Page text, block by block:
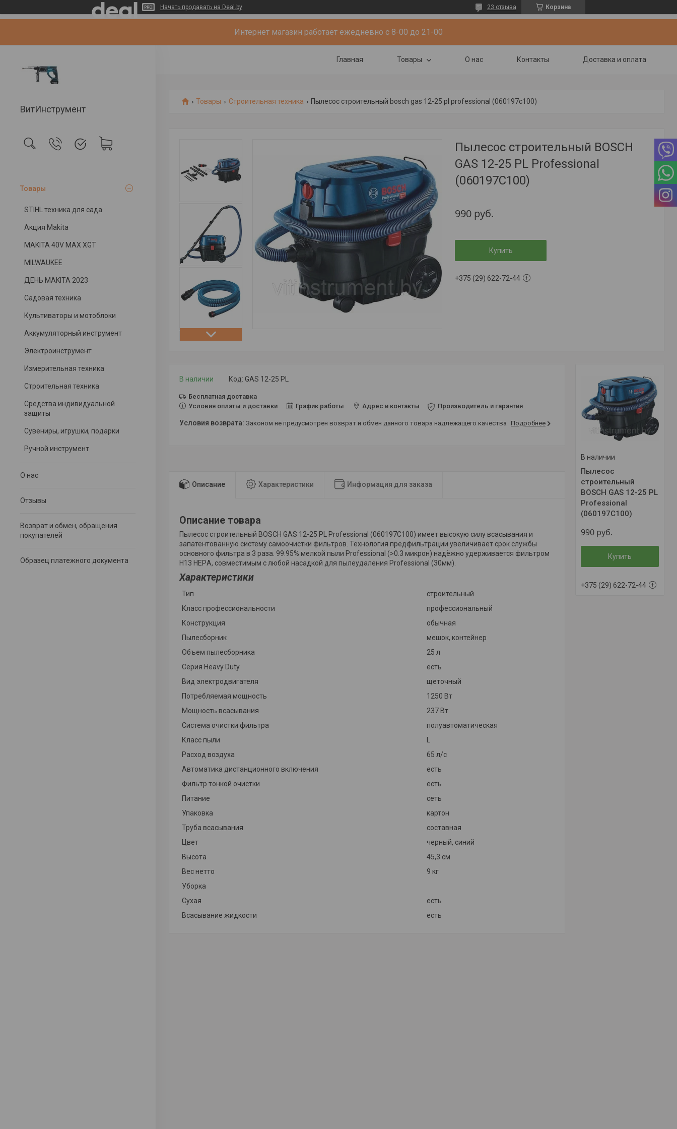
Начать продавать на Deal.by Корзина
23 отзыва
Интернет магазин работает ежедневно с 8-00 до 21-00
ВитИнструмент
Товары
STIHL техника для сада
Акция Makita
MAKITA 40V MAX XGT
MILWAUKEE
ДЕНЬ MAKITA 2023
Садовая техника
Культиваторы и мотоблоки
Аккумуляторный инструмент
Электроинструмент
Измерительная техника
Строительная техника
Средства индивидуальной
защиты
Сувениры, игрушки, подарки
Ручной инструмент
О нас
Отзывы
Возврат и обмен, обращения
покупателей
Образец платежного документа
Главная Товары О нас Контакты Доставка и оплата
Товары Строительная техника Пылесос строительный bosch gas 12-25 pl professional (060197c100)
Пылесос строительный BOSCH
GAS 12-25 PL Professional
(060197C100)
990 руб.
Купить
+375 (29) 622-72-44
В наличии
Пылесос
строительный
BOSCH GAS 12-25 PL
Professional
(060197C100)
990 руб.
Купить
+375 (29) 622-72-44
В наличии Код: GAS 12-25 PL
Бесплатная доставка
Условия оплаты и доставки
График работы Адрес и контакты Производитель и гарантия
Законом не предусмотрен возврат и обмен данного товара надлежащего качества Подробнее
Описание Характеристики Информация для заказа
Описание товара
Пылесос строительный BOSCH GAS 12-25 PL Professional (060197C100) имеет высокую силу всасывания и
запатентованную систему самоочистки фильтров. Технология предфильтрации увеличивает срок службы
основного фильтра в 3 раза. 99.95% мелкой пыли Professional (>0.3 микрон) надёжно удерживается фильтром
H13 HEPА, совместимым с любой насадкой для пылеудаления Professional (30мм).
Характеристики
Тип
строительный
Класс профессиональности
профессиональный
Конструкция
обычная
Пылесборник
мешок, контейнер
Объем пылесборника
25 л
Серия Heavy Duty
есть
Вид электродвигателя
щеточный
Потребляемая мощность
1250 Вт
Мощность всасывания
237 Вт
Система очистки фильтра
полуавтоматическая
Класс пыли
Расход воздуха
65 л/с
Автоматика дистанционного включения
есть
Фильтр тонкой очистки
есть
Питание
сеть
Упаковка
картон
Труба всасывания
составная
Цвет
черный, синий
Высота
45,3 см
Вес нетто
9 кг
Уборка
Сухая
есть
Всасывание жидкости
есть